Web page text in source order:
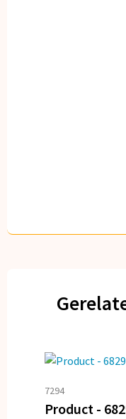
7294
Product -